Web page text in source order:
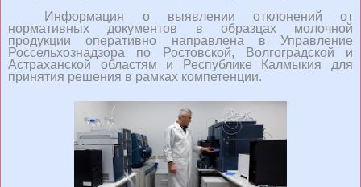
Информация о выявлении отклонений от
нормативных документов в образцах молочной
продукции оперативно направлена в Управление
Россельхознадзора по Ростовской, Волгоградской и
Астраханской областям и Республике Калмыкия для
принятия решения в рамках компетенции.